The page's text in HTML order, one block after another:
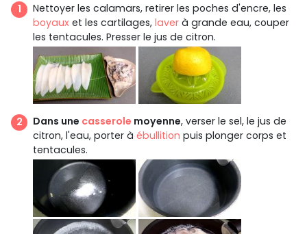
Nettoyer les calamars, retirer les poches d'encre, les
boyaux et les cartilages, laver à grande eau, couper
les tentacules. Presser le jus de citron.
Dans une casserole moyenne, verser le sel, le jus de
citron, l'eau, porter à ébullition puis plonger corps et
tentacules.